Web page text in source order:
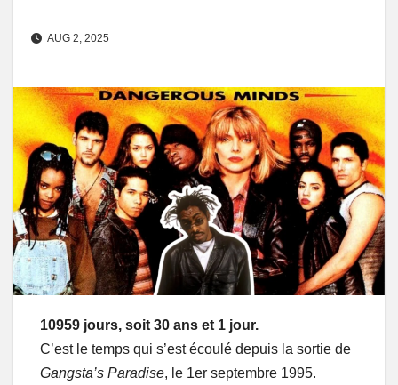
AUG 2, 2025
10959 jours, soit 30 ans et 1 jour.
C’est le temps qui s’est écoulé depuis la sortie de
Gangsta’s Paradise, le 1er septembre 1995.